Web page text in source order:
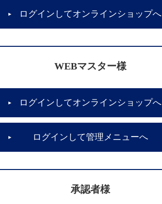
ログインしてオンラインショップへ
WEBマスター様
ログインしてオンラインショップへ
ログインして管理メニューへ
承認者様